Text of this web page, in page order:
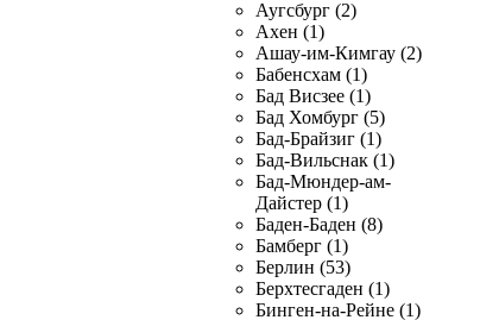
Аугсбург (2)
Ахен (1)
Ашау-им-Кимгау (2)
Бабенсхам (1)
Бад Висзее (1)
Бад Хомбург (5)
Бад-Брайзиг (1)
Бад-Вильснак (1)
Бад-Мюндер-ам-
Дайстер (1)
Баден-Баден (8)
Бамберг (1)
Берлин (53)
Берхтесгаден (1)
Бинген-на-Рейне (1)